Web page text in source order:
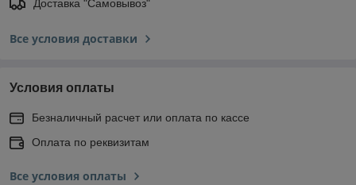
Доставка "Самовывоз"
Все условия доставки
Условия оплаты
Безналичный расчет или оплата по кассе
Оплата по реквизитам
Все условия оплаты